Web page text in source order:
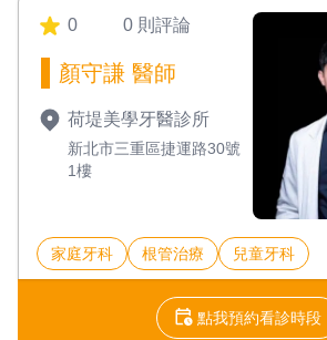
0 0 則評論
顏守謙 醫師
荷堤美學牙醫診所
新北市三重區捷運路30號
1樓
家庭牙科 根管治療 兒童牙科
點我預約看診時段